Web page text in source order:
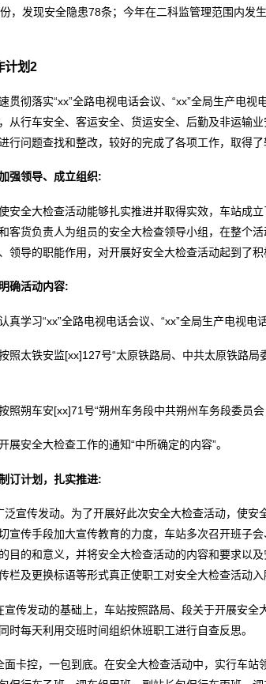
，发现安全隐患78条；今年在二科监管理范围内发
计划2
贯彻落实“xx”全路电视电话会议、“xx”全局生产电
从行车安全、客运安全、货运安全、后勤及非运输
行问题查找和整改，较好的完成了各项工作，取得
强领导、成立组织:
安全大检查活动能够扎实推进并取得实效，车站成
客货负责人为组员的安全大检查领导小组，在整个
领导的职能作用，对开展好安全大检查活动起到了积
确活动内容:
真学习“xx”全路电视电话会议、“xx”全局生产电视电
照太铁安监[xx]127号“太原铁路局、中共太原铁路
照朔车安[xx]71号“朔州车务段中共朔州车务段委员会
展安全大检查工作的通知“中所确定的内容”。
订计划，扎实推进:
泛宣传发动。为了开展好此次安全大检查活动，使
宣传手段加大宣传教育的力度，车站多次召开班子
目的和意义，并将安全大检查活动的内容和要求以
栏及更换标语等形式真正使职工对安全大检查活动入
宣传发动的基础上，车站按照路局、段关于开展安
时每天利用交班时间组织休班职工进行自查反思。
面卡控，一包到底。在安全大检查活动中，实行车站